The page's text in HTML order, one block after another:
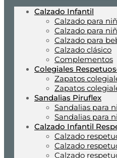
Calzado Infantil
Calzado para
Calzado para
Calzado para
Calzado clásico
Complementos
Colegiales
Zapatos
Zapatos
Sandalias Piruflex
Sandalias para
Sandalias para
Calzado Infantil
Calzado
Calzado
Calzado